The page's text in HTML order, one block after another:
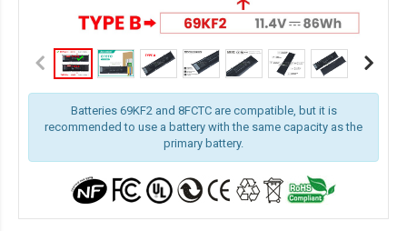
Batteries 69KF2 and 8FCTC are compatible, but it is
recommended to use a battery with the same capacity as the
primary battery.